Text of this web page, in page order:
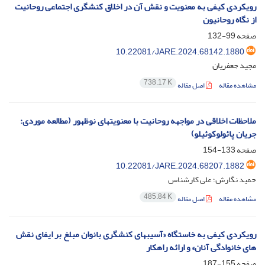
رویکردی کیفی به معنویت و نقش آن در اخلاق کنشگری اجتماعی روحانیت
از نگاه روحانیون
صفحه99-132
10.22081/JARE.2024.68142.1880
مجید جعفریان
مشاهده مقاله اصل مقاله 738.17 K
ملاحظات اخلاقی در مواجهه روحانیت با معنویتهای نوظهور (مطالعه موردی:
جریان پائولوکوئیلو)
صفحه133-154
10.22081/JARE.2024.68207.1882
حمید نگارش؛ علی کارشناس
مشاهده مقاله اصل مقاله 485.84 K
رویکردی کیفی به خاستگاه «آسیبهای کنشگری بانوان مبلغ بر ایفای نقش
های خانوادگی آنان» و ارائه راهکار